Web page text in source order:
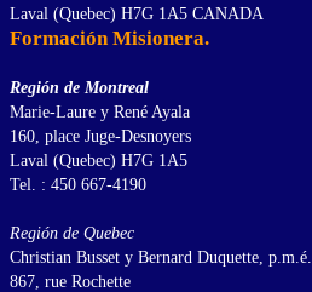
Laval (Quebec) H7G 1A5 CANADA
Formación Misionera.
Región de Montreal
Marie-Laure y René Ayala
160, place Juge-Desnoyers
Laval (Quebec) H7G 1A5
Tel. : 450 667-4190
Región de Quebec
Christian Busset y Bernard Duquette, p.m.é.
867, rue Rochette